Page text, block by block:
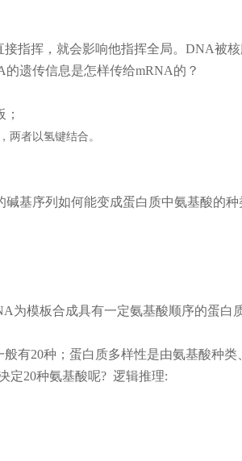
指挥，就会影响他指挥全局。DNA被
遗传信息是怎样传给mRNA的？
者以氢键结合。
基序列如何能变成蛋白质中氨基酸的
为模板合成具有一定氨基酸顺序的蛋
有20种；蛋白质多样性是由氨基酸种类
定20种氨基酸呢? 逻辑推理: